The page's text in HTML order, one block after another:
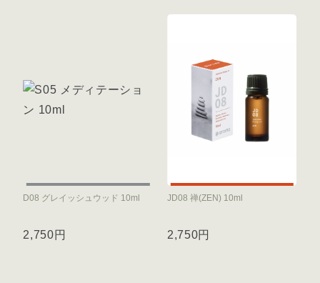
D08 グレイッシュウッド 10ml
2,750円
JD08 禅(ZEN) 10ml
2,750円